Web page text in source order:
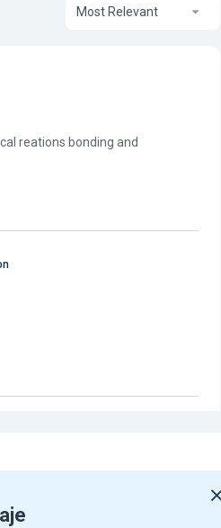
Most Relevant
reations bonding and